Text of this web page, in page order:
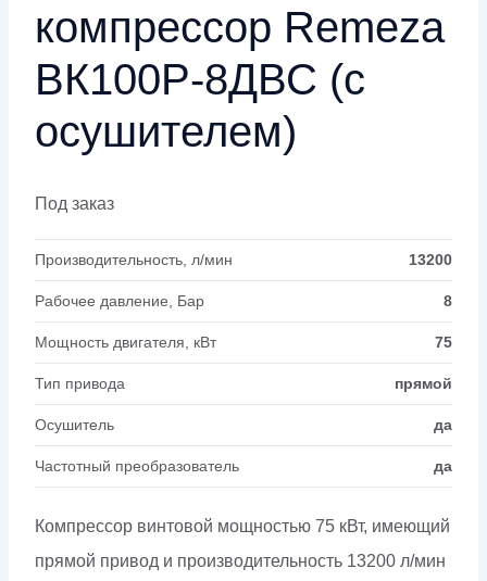
компрессор Remeza
ВК100Р-8ДВС (с
осушителем)
Под заказ
Производительность, л/мин 13200
Рабочее давление, Бар 8
Мощность двигателя, кВт 75
Тип привода прямой
Осушитель да
Частотный преобразователь да
Компрессор винтовой мощностью 75 кВт, имеющий
прямой привод и производительность 13200 л/мин